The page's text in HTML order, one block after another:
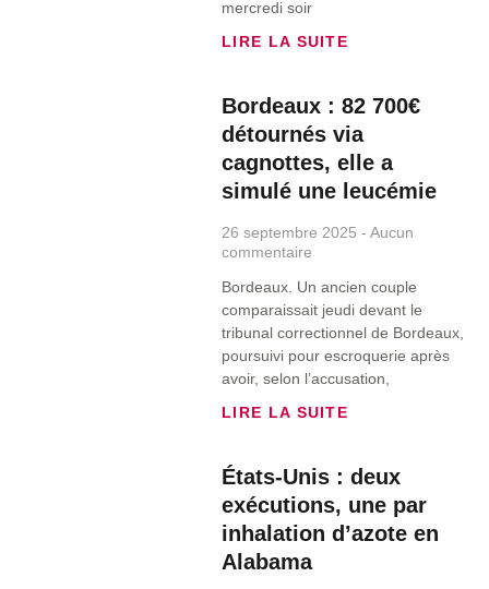
mercredi soir
LIRE LA SUITE
Bordeaux : 82 700€
détournés via
cagnottes, elle a
simulé une leucémie
26 septembre 2025 Aucun
commentaire
Bordeaux. Un ancien couple
comparaissait jeudi devant le
tribunal correctionnel de Bordeaux,
poursuivi pour escroquerie après
avoir, selon l’accusation,
LIRE LA SUITE
États-Unis : deux
exécutions, une par
inhalation d’azote en
Alabama